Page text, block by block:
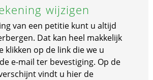
wijzigen
van een petitie kunt u altijd
Dat kan heel makkelijk
klikken op de link die we u
e-mail ter bevestiging. Op de
vindt u hier de